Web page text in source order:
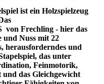
ist ein Holzspielzeug
von Frechling - hier das
und Nuss mit 22
herausforderndes und
das unter
Feinmotorik,
das Gleichgewicht